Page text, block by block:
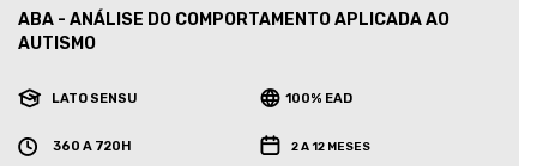
ABA - ANÁLISE DO COMPORTAMENTO APLICADA AO
AUTISMO
LATO SENSU 100% EAD
360 A 720H 2 A 12 MESES